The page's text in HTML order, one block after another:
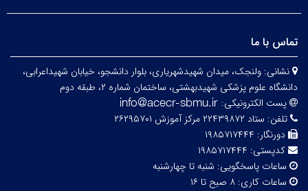
تماس با ما
نشانی: ولنجک، میدان شهیدشهریاری، بلوار دانشجو، خیابان شهیداعرابی،
دانشگاه علوم پزشکی شهیدبهشتی، ساختمان شماره ۲، طبقه دوم
پست الکترونیکی:
تلفن: ستاد ۲۲۴۳۹۸۷۲ مرکز آموزش ۲۶۲۹۵۷۰۱
دورنگار: ۱۹۸۵۷۱۷۴۴۴
کدپستی: ۱۹۸۵۷۱۷۴۴۴
ساعات پاسخگویی: شنبه تا چهارشنبه
ساعات کاری: ۸ صبح تا ۱۶